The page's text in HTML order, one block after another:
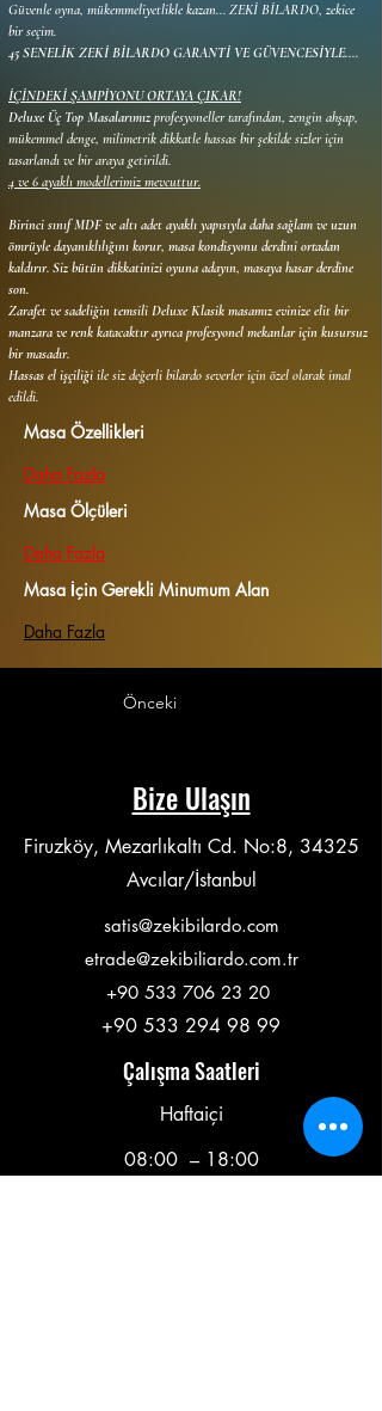
Güvenle oyna, mükemmeliyetlikle kazan... ZEKİ BİLARDO, zekice
bir seçim.
45 SENELİK ZEKİ BİLARDO GARANTİ VE GÜVENCESİYLE....
İÇİNDEKİ ŞAMPİYONU ORTAYA ÇIKAR!
Deluxe Üç Top Masalarımız profesyoneller tarafından, zengin ahşap,
mükemmel denge, milimetrik dikkatle hassas bir şekilde sizler için
tasarlandı ve bir araya getirildi.
4 ve 6 ayaklı modellerimiz mevcuttur.
Birinci sınıf MDF ve altı adet ayaklı yapısıyla daha sağlam ve uzun
ömrüyle dayanıklılığını korur, masa kondisyonu derdini ortadan
kaldırır. Siz bütün dikkatinizi oyuna adayın, masaya hasar derdine
son.
Zarafet ve sadeliğin temsili Deluxe Klasik masamız evinize elit bir
manzara ve renk katacaktır ayrıca profesyonel mekanlar için kusursuz
bir masadır.
Hassas el işçiliği ile siz değerli bilardo severler için özel olarak imal
edildi.
Masa Özellikleri
Daha Fazla
Masa Ölçüleri
Daha Fazla
Masa İçin Gerekli Minumum Alan
Daha Fazla
Önceki
Bize Ulaşın
Firuzköy, Mezarlıkaltı Cd. No:8, 34325
Avcılar/İstanbul
satis@zekibilardo.com
etrade@zekibiliardo.com.tr
+90 533 706 23 20
+90 533 294 98 99
Çalışma Saatleri
Haftaiçi
08:00 – 18:00